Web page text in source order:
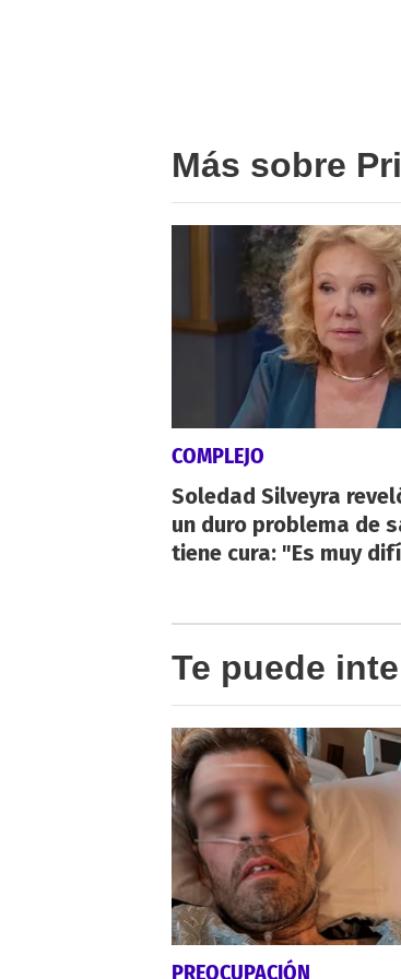
Más sobre
COMPLEJO
Soledad Silveyra
un duro problema de
tiene cura: "Es muy
Te puede
PREOCUPACIÓN